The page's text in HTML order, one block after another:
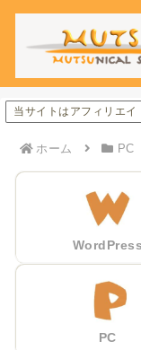
当サイトはアフィリエ
ホーム PC
WordPress
PC